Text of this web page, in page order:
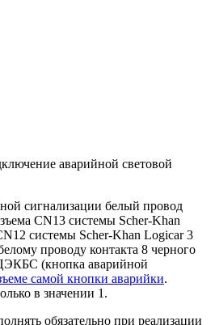
аварийной световой
сигнализации белый провод
CN13 системы Scher-Khan
системы Scher-Khan Logicar 3
проводу контакта 8 черного
(кнопка аварийной
самой кнопки аварийки.
в значении 1.
обязательно при реализации